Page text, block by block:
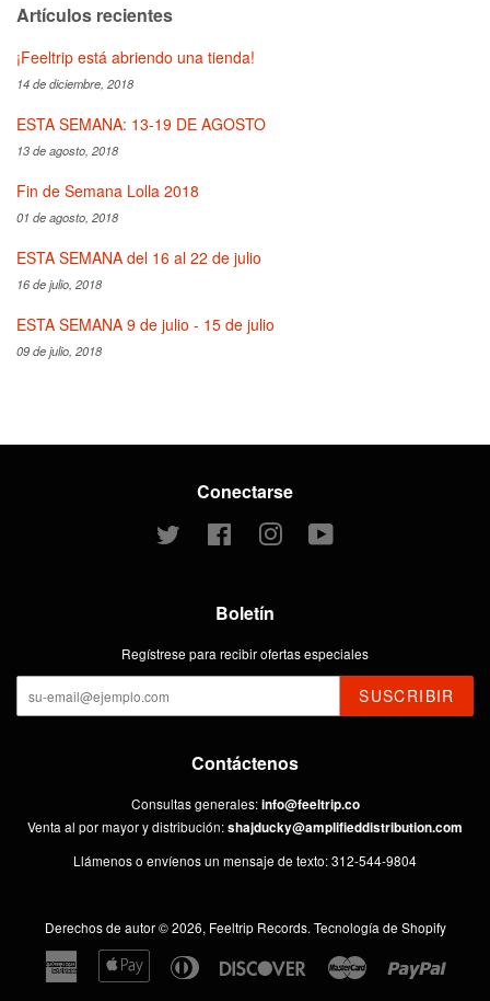
Artículos recientes
¡Feeltrip está abriendo una tienda!
14 de diciembre, 2018
ESTA SEMANA: 13-19 DE AGOSTO
13 de agosto, 2018
Fin de Semana Lolla 2018
01 de agosto, 2018
ESTA SEMANA del 16 al 22 de julio
16 de julio, 2018
ESTA SEMANA 9 de julio - 15 de julio
09 de julio, 2018
Conectarse
Twitter Facebook Instagram
Boletín
Regístrese para recibir ofertas especiales
SUSCRIBIR
Contáctenos
Consultas generales:info@feeltrip.co
Venta al por mayor y distribución:shajducky@amplifieddistribution.com
Llámenos o envíenos un mensaje de texto: 312-544-9804
Derechos de autor © 2026, Feeltrip Records. Tecnología de Shopify
American
Express
Apple
Pay
Diners
Club
Discover Master Paypal